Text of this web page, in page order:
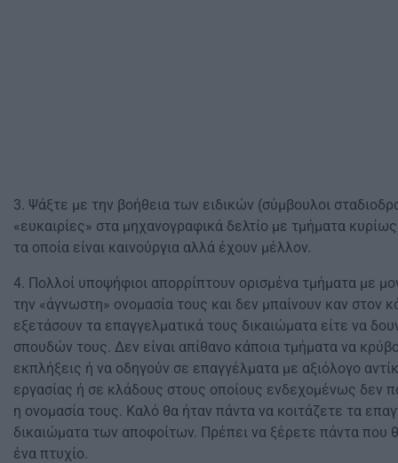
3. Ψάξτε με την βοήθεια των ειδικών (σύμβουλοι
«ευκαιρίες» στα μηχανογραφικά δελτίο με τμήματα
τα οποία είναι καινούργια αλλά έχουν μέλλον.
4. Πολλοί υποψήφιοι απορρίπτουν ορισμένα τμήματα με
την «άγνωστη» ονομασία τους και δεν μπαίνουν καν στον
εξετάσουν τα επαγγελματικά τους δικαιώματα είτε να
σπουδών τους. Δεν είναι απίθανο κάποια τμήματα να
εκπλήξεις ή να οδηγούν σε επαγγέλματα με αξιόλογο
εργασίας ή σε κλάδους στους οποίους ενδεχομένως δεν
η ονομασία τους. Καλό θα ήταν πάντα να κοιτάζετε τα
δικαιώματα των αποφοίτων. Πρέπει να ξέρετε πάντα που
ένα πτυχίο.